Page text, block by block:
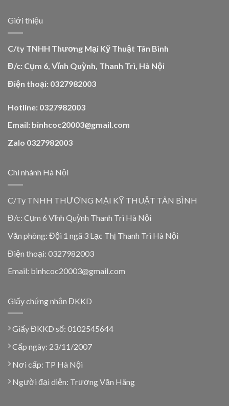
Giới thiệu
C/ty TNHH Thương Mại Kỹ Thuật Tân Bình
Đ/c: Cụm 6, Vĩnh Quỳnh, Thanh Trì, Hà Nội
Điện thoại: 0327982003
Hotline: 0327982003
Email: binhcoc20003@gmail.com
Zalo 0327982003
Chi nhánh Hà Nội
C/Ty TNHH THƯƠNG MẠI KỸ THUẬT TÂN BÌNH
Đ/c: Cụm 6 Vĩnh Quỳnh Thanh Trì Hà Nội
Văn phòng: Đội 1 ngã 3 Lạc Thị Thanh Trì Hà Nội
Điện thoại: 0327982003
Email: binhcoc20003@gmail.com
Giấy chứng nhận ĐKKD
Giấy ĐKKD số: 0102545644
Cấp ngày: 23/11/2007
Nơi cấp: TP Hà Nội
Người đại diện: Trương Văn Hãng